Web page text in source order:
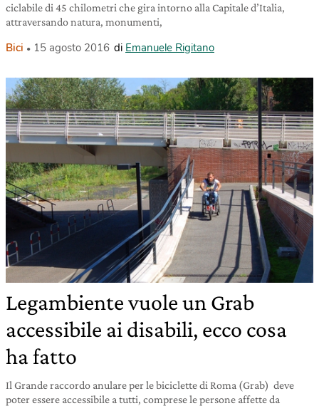
ciclabile di 45 chilometri che gira intorno alla Capitale d’Italia,
attraversando natura, monumenti,
Bici 15 agosto 2016 di Emanuele Rigitano
Legambiente vuole un Grab
accessibile ai disabili, ecco cosa
ha fatto
Il Grande raccordo anulare per le biciclette di Roma (Grab) deve
poter essere accessibile a tutti, comprese le persone affette da